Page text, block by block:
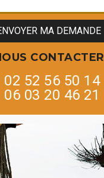
CONTACTER
02 52 56 50 14
06 03 20 46 21